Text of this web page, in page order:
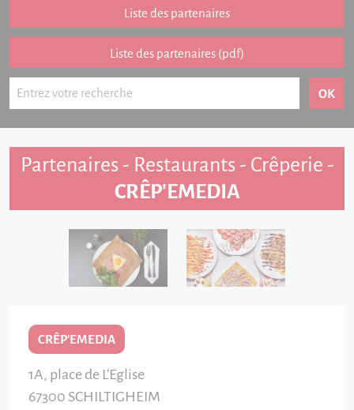
FAQ
Livre d'or
Liste des partenaires
Liste des partenaires (pdf)
Partenaires - Restaurants - Crêperie -
CRÊP'EMEDIA
CRÊP'EMEDIA
1A, place de L'Eglise
67300 SCHILTIGHEIM